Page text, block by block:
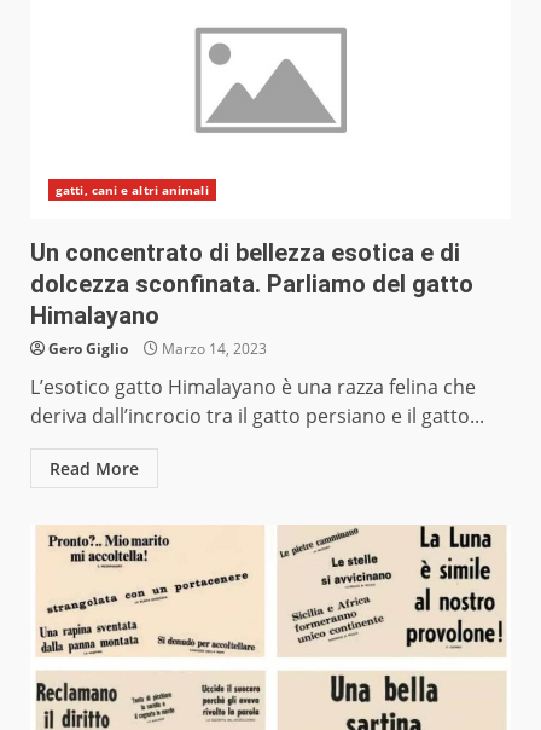
gatti, cani e altri animali
Un concentrato di bellezza esotica e di
dolcezza sconfinata. Parliamo del gatto
Himalayano
Gero Giglio Marzo 14, 2023
L’esotico gatto Himalayano è una razza felina che
deriva dall’incrocio tra il gatto persiano e il gatto...
Read More